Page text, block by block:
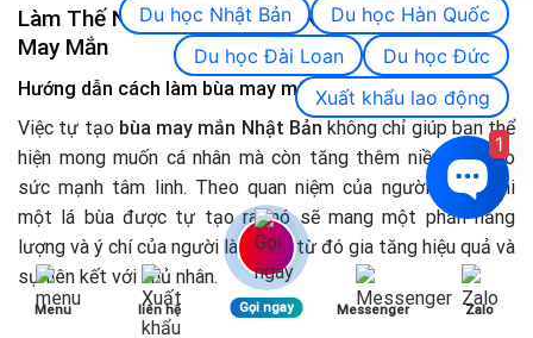
Làm Thế Nào Để Tạo Và Cá Nhân Hóa Lá Bùa
May Mắn
Hướng dẫn cách làm bùa may mắn handmade
Việc tự tạo bùa may mắn Nhật Bản không chỉ giúp bạn thể
hiện mong muốn cá nhân mà còn tăng thêm niềm tin vào
sức mạnh tâm linh. Theo quan niệm của người Nhật, khi
một lá bùa được tự tạo ra, nó sẽ mang một phần năng
lượng và ý chí của người làm bùa, từ đó gia tăng hiệu quả và
sự liên kết với chủ nhân.
1. Nguyên liệu để làm bùa handmade
Menu liên hệ Gọi ngay Messenger Zalo
Du học Nhật Bản
Du học Hàn Quốc
Du học Đài Loan
Du học Đức
Xuất khẩu lao động
1